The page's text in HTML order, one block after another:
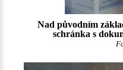
Nad původním
schránka s